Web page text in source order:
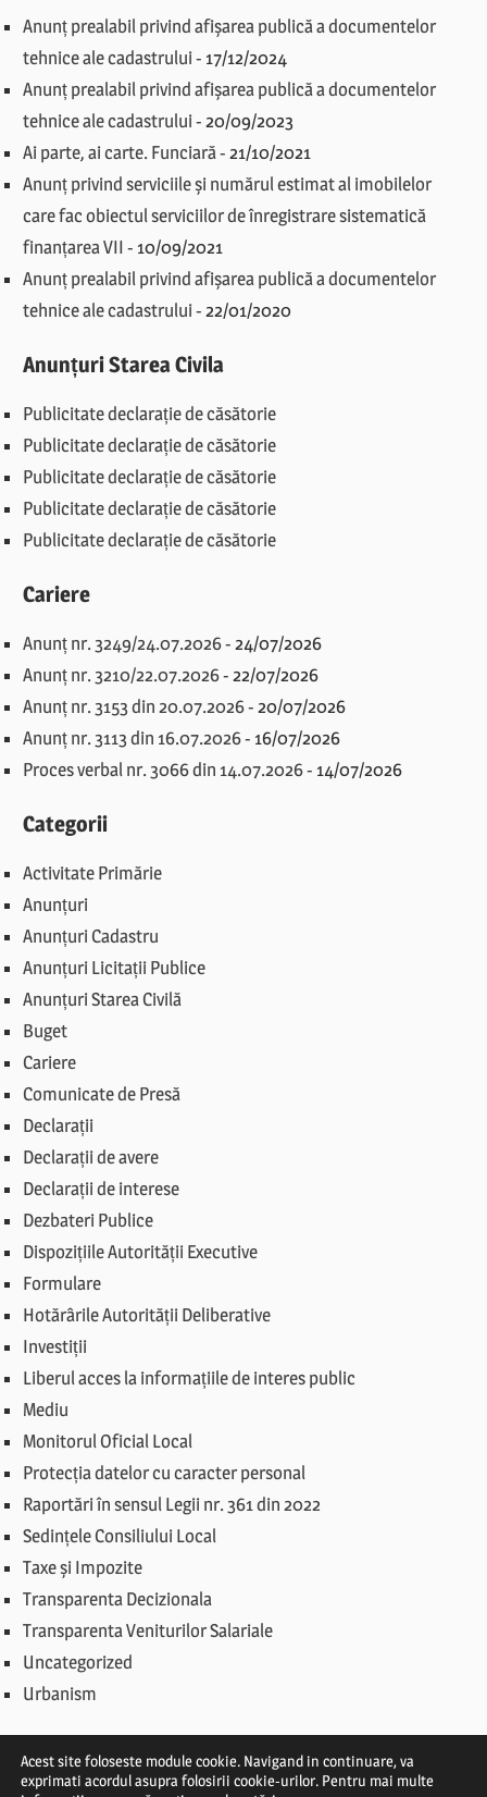
Anunț prealabil privind afișarea publică a documentelor
tehnice ale cadastrului- 17/12/2024
Anunț prealabil privind afișarea publică a documentelor
tehnice ale cadastrului-20/09/2023
Ai parte, ai carte. Funciară -21/10/2021
Anunț privind serviciile și numărul estimat al imobilelor
care fac obiectul serviciilor de înregistrare sistematică
finanțarea VII - 10/09/2021
Anunț prealabil privind afișarea publică a documentelor
tehnice ale cadastrului-22/01/2020
Anunțuri Starea Civila
Publicitate declarație de căsătorie
Publicitate declarație de căsătorie
Publicitate declarație de căsătorie
Publicitate declarație de căsătorie
Publicitate declarație de căsătorie
Cariere
Anunț nr. 3249/24.07.2026-24/07/2026
Anunț nr. 3210/22.07.2026-22/07/2026
Anunț nr. 3153 din 20.07.2026-20/07/2026
Anunț nr. 3113 din 16.07.2026- 16/07/2026
Proces verbal nr. 3066 din 14.07.2026- 14/07/2026
Categorii
Activitate Primărie
Anunțuri
Anunțuri Cadastru
Anunțuri Licitații Publice
Anunțuri Starea Civilă
Buget
Cariere
Comunicate de Presă
Declarații
Declarații de avere
Declarații de interese
Dezbateri Publice
Dispozițiile Autorității Executive
Formulare
Hotărârile Autorității Deliberative
Investiții
Liberul acces la informațiile de interes public
Mediu
Monitorul Oficial Local
Protecția datelor cu caracter personal
Raportări în sensul Legii nr. 361 din 2022
Sedințele Consiliului Local
Taxe și Impozite
Transparenta Decizionala
Transparenta Veniturilor Salariale
Uncategorized
Urbanism
Acest site foloseste module cookie. Navigand in continuare, va
exprimati acordul asupra folosirii cookie-urilor. Pentru mai multe